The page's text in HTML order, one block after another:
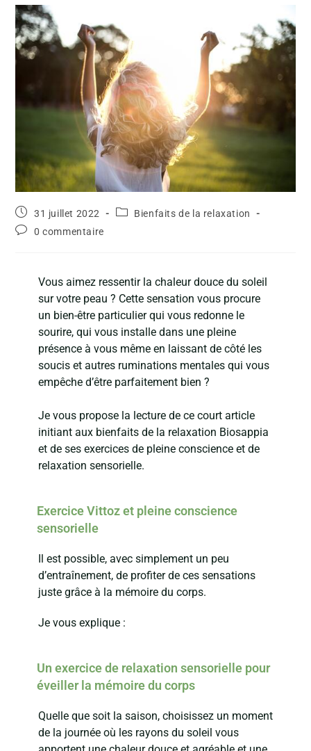
31 juillet 2022
Bienfaits de la relaxation
0 commentaire
Vous aimez ressentir la chaleur douce du soleil
sur votre peau ? Cette sensation vous procure
un bien-être particulier qui vous redonne le
sourire, qui vous installe dans une pleine
présence à vous même en laissant de côté les
soucis et autres ruminations mentales qui vous
empêche d’être parfaitement bien ?
Je vous propose la lecture de ce court article
initiant aux bienfaits de la relaxation Biosappia
et de ses exercices de pleine conscience et de
relaxation sensorielle.
Exercice Vittoz et pleine conscience
sensorielle
Il est possible, avec simplement un peu
d’entraînement, de profiter de ces sensations
juste grâce à la mémoire du corps.
Je vous explique :
Un exercice de relaxation sensorielle pour
éveiller la mémoire du corps
Quelle que soit la saison, choisissez un moment
de la journée où les rayons du soleil vous